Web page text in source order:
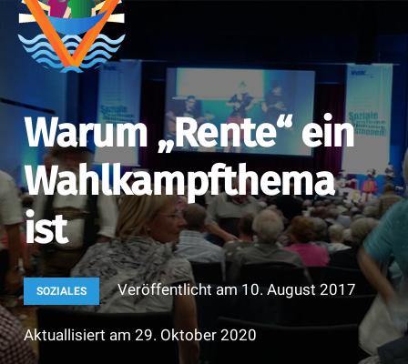
Warum „Rente“ ein
Wahlkampfthema
ist
SOZIALES Veröffentlicht am10. August 2017
Aktuallisiert am 29. Oktober 2020